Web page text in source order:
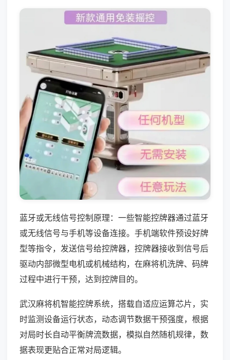
蓝牙或无线信号控制原理：一些智能控牌器通过蓝牙
或无线信号与手机等设备连接。手机端软件预设好牌
型等指令，发送信号给控牌器，控牌器接收到信号后
驱动内部微型电机或机械结构，在麻将机洗牌、码牌
过程中进行干预，达到控牌目的。
武汉麻将机智能控牌系统，搭载自适应运算芯片，实
时监测设备运行状态，动态调节数据干预强度，根据
对局时长自动平衡牌流数据，模拟自然随机规律，数
据表现更贴合正常对局逻辑。